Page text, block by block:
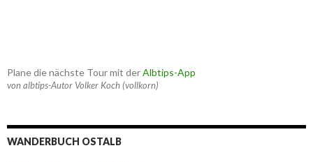
Plane die nächste Tour mit derAlbtips-App
von albtips-Autor Volker Koch (vollkorn)
WANDERBUCH OSTALB